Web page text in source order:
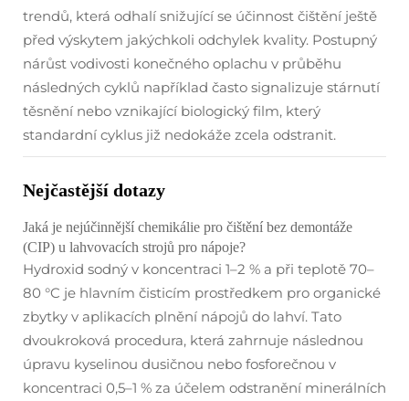
trendů, která odhalí snižující se účinnost čištění ještě
před výskytem jakýchkoli odchylek kvality. Postupný
nárůst vodivosti konečného oplachu v průběhu
následných cyklů například často signalizuje stárnutí
těsnění nebo vznikající biologický film, který
standardní cyklus již nedokáže zcela odstranit.
Nejčastější dotazy
Jaká je nejúčinnější chemikálie pro čištění bez demontáže
(CIP) u lahvovacích strojů pro nápoje?
Hydroxid sodný v koncentraci 1–2 % a při teplotě 70–
80 °C je hlavním čisticím prostředkem pro organické
zbytky v aplikacích plnění nápojů do lahví. Tato
dvoukroková procedura, která zahrnuje následnou
úpravu kyselinou dusičnou nebo fosforečnou v
koncentraci 0,5–1 % za účelem odstranění minerálních